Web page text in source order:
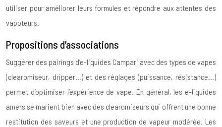
utiliser pour améliorer leurs formules et répondre aux attentes des
vapoteurs.
Propositions d’associations
Suggérer des pairings d’e-liquides Campari avec des types de vapes
(clearomiseur, dripper…) et des réglages (puissance, résistance…)
permet d’optimiser l’expérience de vape. En général, les e-liquides
amers se marient bien avec des clearomiseurs qui offrent une bonne
restitution des saveurs et une production de vapeur modérée. Les